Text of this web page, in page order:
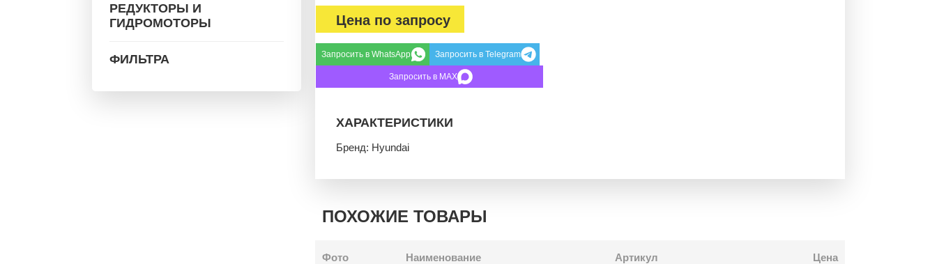
РЕДУКТОРЫ И
ГИДРОМОТОРЫ
ФИЛЬТРА
Цена по запросу
Запросить в WhatsApp Запросить в Telegram
Запросить в MAX
ХАРАКТЕРИСТИКИ
Бренд: Hyundai
ПОХОЖИЕ ТОВАРЫ
Фото Наименование Артикул Цена